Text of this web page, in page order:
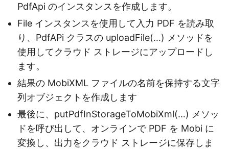
PdfApi のインスタンスを作成します。
File インスタンスを使用して入力 PDF を読み取
り、PdfAPi クラスの uploadFile(…) メソッドを
使用してクラウド ストレージにアップロードし
ます。
結果の MobiXML ファイルの名前を保持する文字
列オブジェクトを作成します
最後に、putPdfInStorageToMobiXml(…) メソッ
ドを呼び出して、オンラインで PDF を Mobi に
変換し、出力をクラウド ストレージに保存しま